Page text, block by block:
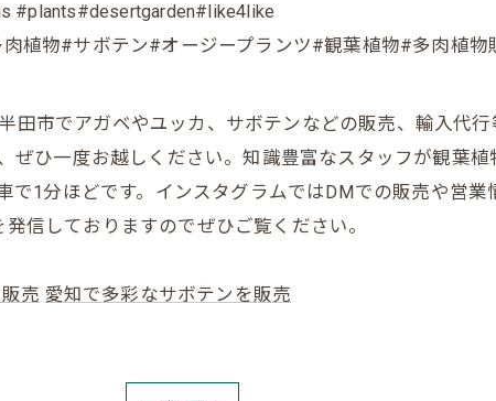
#plants#desertgarden#like4like
植物#サボテン#オージープランツ#観葉植物#多肉植物
田市でアガベやユッカ、サボテンなどの販売、輸入代
ぜひ一度お越しください。知識豊富なスタッフが観葉
1分ほどです。インスタグラムではDMでの販売や営業
信しておりますのでぜひご覧ください。
売 愛知で多彩なサボテンを販売